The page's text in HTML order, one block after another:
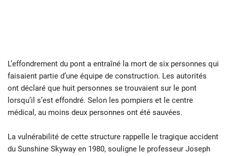
L’effondrement du pont a entraîné la mort de six personnes qui
faisaient partie d’une équipe de construction. Les autorités
ont déclaré que huit personnes se trouvaient sur le pont
lorsqu’il s’est effondré. Selon les pompiers et le centre
médical, au moins deux personnes ont été sauvées.
La vulnérabilité de cette structure rappelle le tragique accident
du Sunshine Skyway en 1980, souligne le professeur Joseph